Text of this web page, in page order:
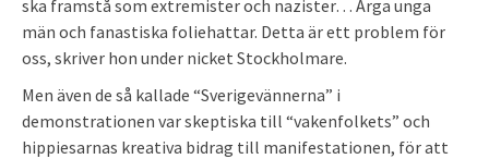
ska framstå som extremister och nazister… Arga unga
män och fanastiska foliehattar. Detta är ett problem för
oss, skriver hon under nicket Stockholmare.
Men även de så kallade “Sverigevännerna” i
demonstrationen var skeptiska till “vakenfolkets” och
hippiesarnas kreativa bidrag till manifestationen, för att